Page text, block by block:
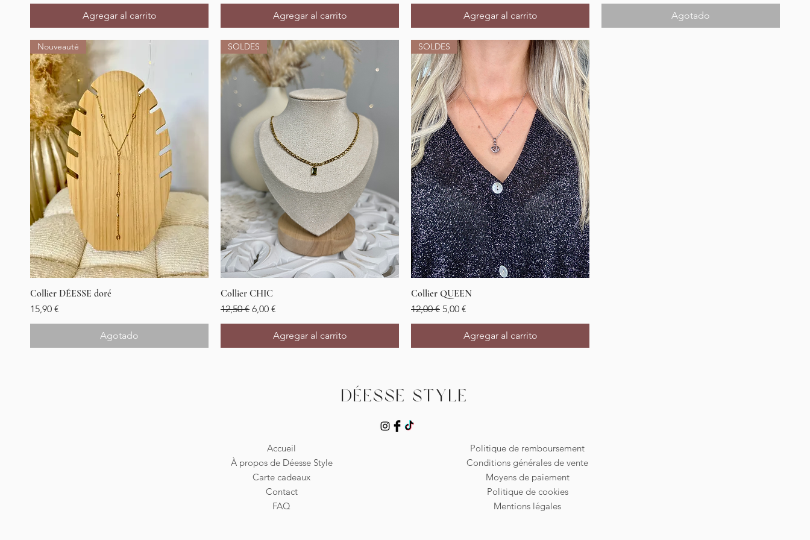
Agregar al carrito Agregar al carrito Agregar al carrito Agotado
Vista rápida
Nouveauté
Collier DÉESSE doré
Precio
15,90 €
Agotado
SOLDES
Collier CHIC
Precio
12,50 € Precio de oferta
6,00 €
Agregar al carrito
SOLDES
Collier QUEEN
Precio
12,00 € Precio de oferta
5,00 €
Agregar al carrito
Déesse Style
Accueil
À propos de Déesse Style
Carte cadeaux
Contact
FAQ
Politique de remboursement
Conditions générales de vente
Moyens de paiement
Politique de cookies
Mentions légales